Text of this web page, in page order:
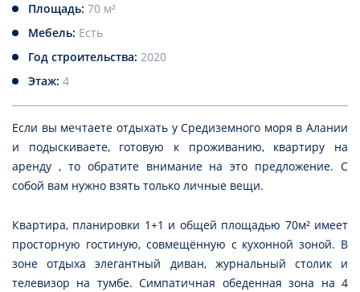
Площадь: 70 м²
Мебель: Есть
Год строительства: 2020
Этаж: 4
Если вы мечтаете отдыхать у Средиземного моря в Алании
и подыскиваете, готовую к проживанию, квартиру на
аренду , то обратите внимание на это предложение. С
собой вам нужно взять только личные вещи.
Квартира, планировки 1+1 и общей площадью 70м² имеет
просторную гостиную, совмещённую с кухонной зоной. В
зоне отдыха элегантный диван, журнальный столик и
телевизор на тумбе. Симпатичная обеденная зона на 4